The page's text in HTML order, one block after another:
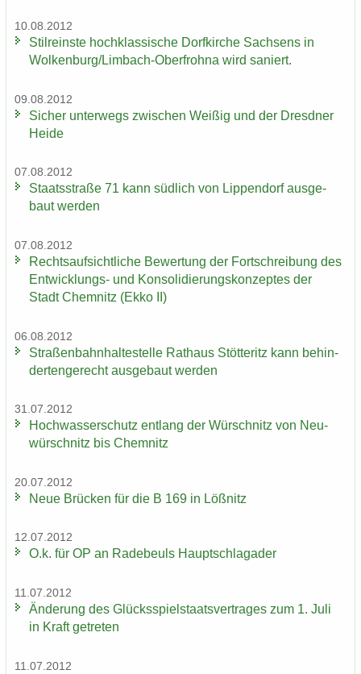
10.08.2012
Stil­reins­te hoch­klas­si­sche Dorf­kir­che Sach­sens in
Wol­ken­burg/Limbach-​Oberfrohna wird sa­niert.
09.08.2012
Si­cher un­ter­wegs zwi­schen Wei­ßig und der Dresd­ner
Heide
07.08.2012
Staats­stra­ße 71 kann süd­lich von Lip­pen­dorf aus­ge­
baut wer­den
07.08.2012
Rechts­auf­sicht­li­che Be­wer­tung der Fort­schrei­bung des
Entwicklungs-​ und Kon­so­li­die­rungs­kon­zep­tes der
Stadt Chem­nitz (Ekko II)
06.08.2012
Stra­ßen­bahn­hal­te­stel­le Rat­haus Stöt­teritz kann be­hin­
der­ten­ge­recht aus­ge­baut wer­den
31.07.2012
Hoch­was­ser­schutz ent­lang der Wür­schnitz von Neu­
wür­schnitz bis Chem­nitz
20.07.2012
Neue Brü­cken für die B 169 in Löß­nitz
12.07.2012
O.k. für OP an Ra­de­beuls Haupt­schlag­ader
11.07.2012
Än­de­rung des Glücks­spiel­staats­ver­tra­ges zum 1. Juli
in Kraft ge­tre­ten
11.07.2012